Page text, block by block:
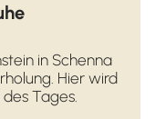
in Schenna
Hier wird
Tages.